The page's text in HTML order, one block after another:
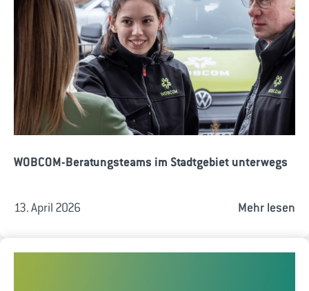
WOBCOM-Beratungsteams im Stadtgebiet unterwegs
13. April 2026 Mehr lesen